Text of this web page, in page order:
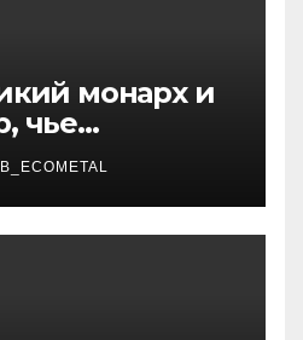
монарх и
чье
вехой в
и обрёл